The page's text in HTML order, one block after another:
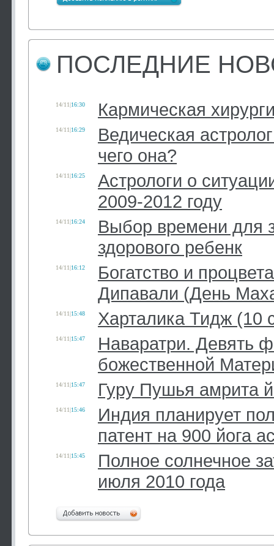
ПОСЛЕДНИЕ
14/11|16:30 Кармическая
14/11|16:29
Ведическая
чего она?
14/11|16:25
Астрологи о
2009-2012 году
14/11|16:24
Выбор времени для
здорового ребенк
14/11|16:12
Богатство и
Дипавали (День
14/11|15:48 Харталика Тидж (10
14/11|15:47
Наваратри. Девять
божественной
14/11|15:47 Гуру Пушья амрита
14/11|15:46
Индия планирует
патент на 900 йога
14/11|15:45
Полное солнечное
июля 2010 года